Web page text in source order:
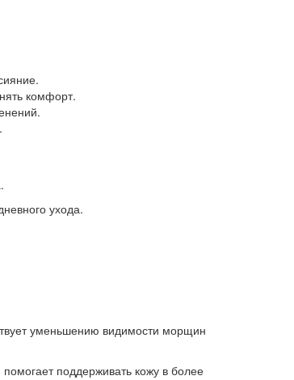
комфорт.
ухода.
уменьшению видимости морщин
поддерживать кожу в более